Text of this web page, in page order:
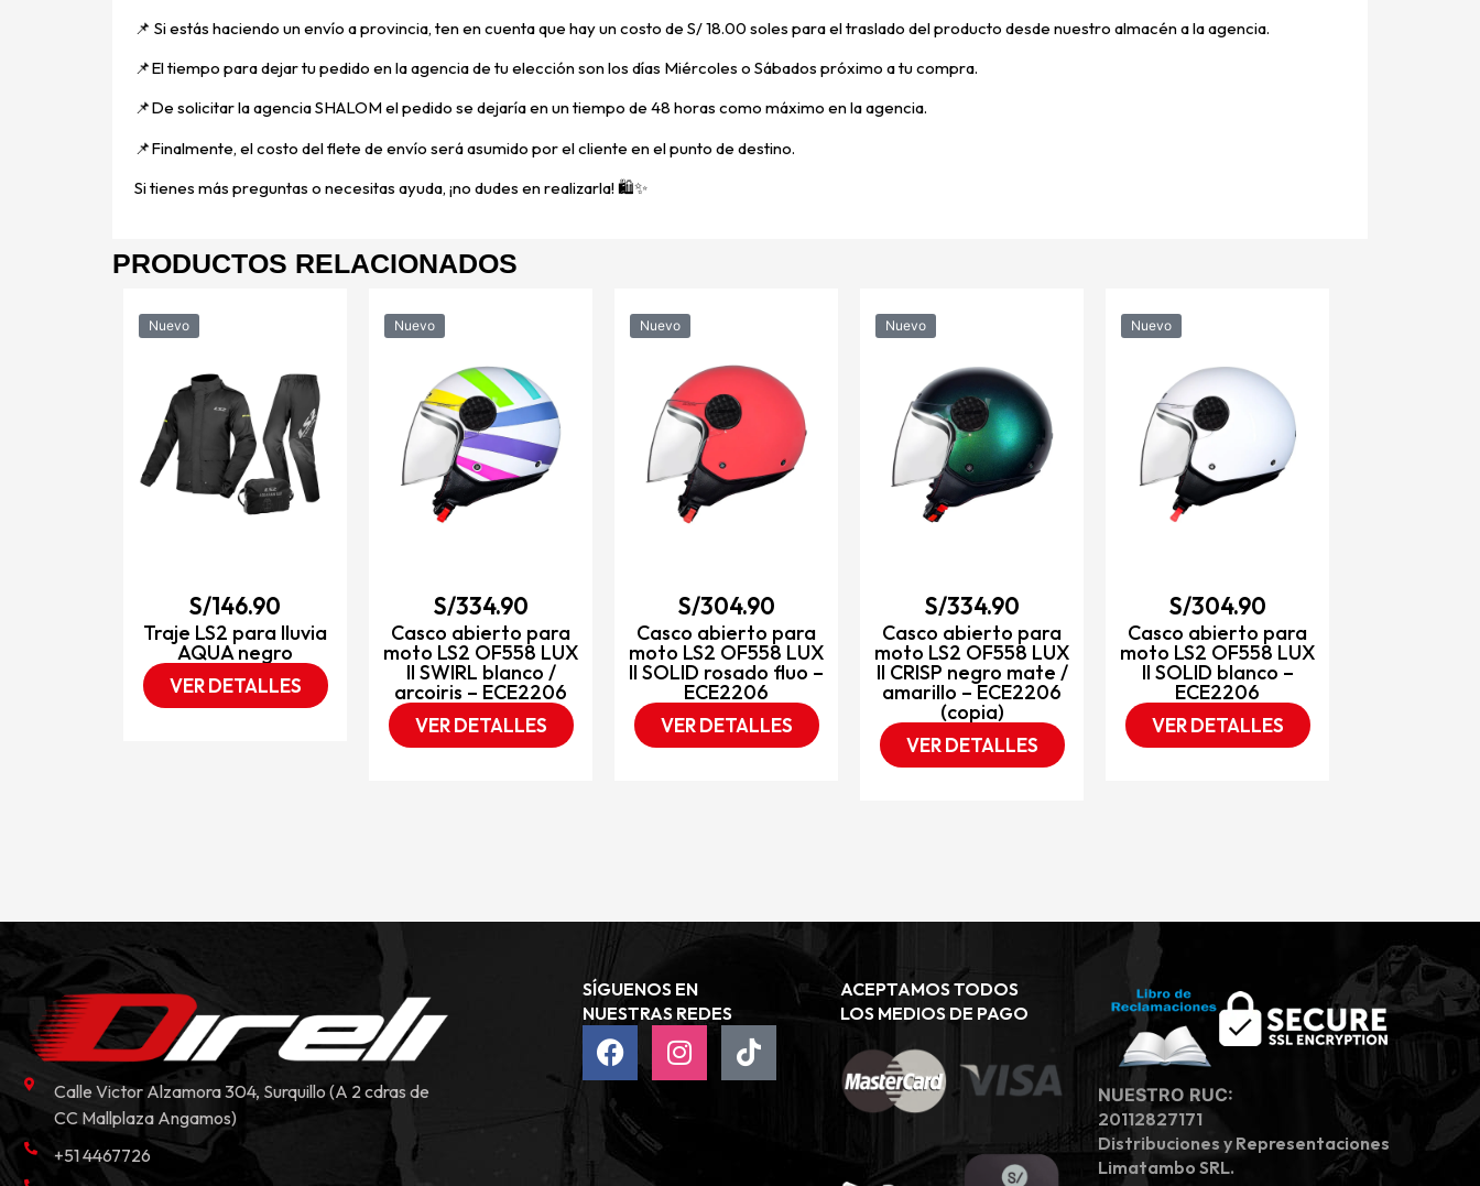
📌 Si estás haciendo un envío a provincia, ten en cuenta que hay un costo de S/ 18.00 soles para el traslado del producto desde nuestro almacén a la agencia.
📌El tiempo para dejar tu pedido en la agencia de tu elección son los días Miércoles o Sábados próximo a tu compra.
📌De solicitar la agencia SHALOM el pedido se dejaría en un tiempo de 48 horas como máximo en la agencia.
📌Finalmente, el costo del flete de envío será asumido por el cliente en el punto de destino.
Si tienes más preguntas o necesitas ayuda, ¡no dudes en realizarla! 🛍️✨
PRODUCTOS RELACIONADOS
Nuevo
S/146.90
Traje LS2 para lluvia
AQUA negro
VER DETALLES
Nuevo
S/334.90
Casco abierto para
moto LS2 OF558 LUX
II SWIRL blanco /
arcoiris – ECE2206
VER DETALLES
Nuevo
S/304.90
Casco abierto para
moto LS2 OF558 LUX
II SOLID rosado fluo –
ECE2206
VER DETALLES
Nuevo
S/334.90
Casco abierto para
moto LS2 OF558 LUX
II CRISP negro mate /
amarillo – ECE2206
(copia)
VER DETALLES
Nuevo
S/304.90
Casco abierto para
moto LS2 OF558 LUX
II SOLID blanco –
ECE2206
VER DETALLES
Calle Victor Alzamora 304, Surquillo (A 2 cdras de
CC Mallplaza Angamos)
+51 4467726
SÍGUENOS EN
NUESTRAS REDES
ACEPTAMOS TODOS
LOS MEDIOS DE PAGO
NUESTRO RUC:
20112827171
Distribuciones y Representaciones
Limatambo SRL.